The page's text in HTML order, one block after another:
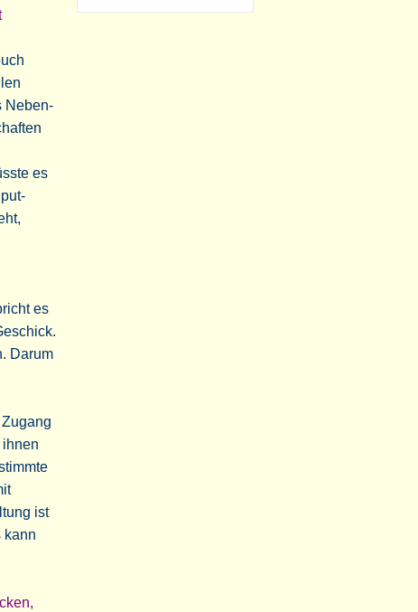
Neben-
es
es
Darum
ist
kann